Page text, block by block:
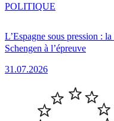
L’Espagne sous pression :
Schengen à l’épreuve
31.07.2026
POLITIQUE